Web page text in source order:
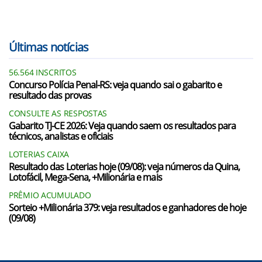
Últimas notícias
56.564 INSCRITOS
Concurso Polícia Penal-RS: veja quando sai o gabarito e
resultado das provas
CONSULTE AS RESPOSTAS
Gabarito TJ-CE 2026: Veja quando saem os resultados para
técnicos, analistas e oficiais
LOTERIAS CAIXA
Resultado das Loterias hoje (09/08): veja números da Quina,
Lotofácil, Mega-Sena, +Milionária e mais
PRÊMIO ACUMULADO
Sorteio +Milionária 379: veja resultados e ganhadores de hoje
(09/08)